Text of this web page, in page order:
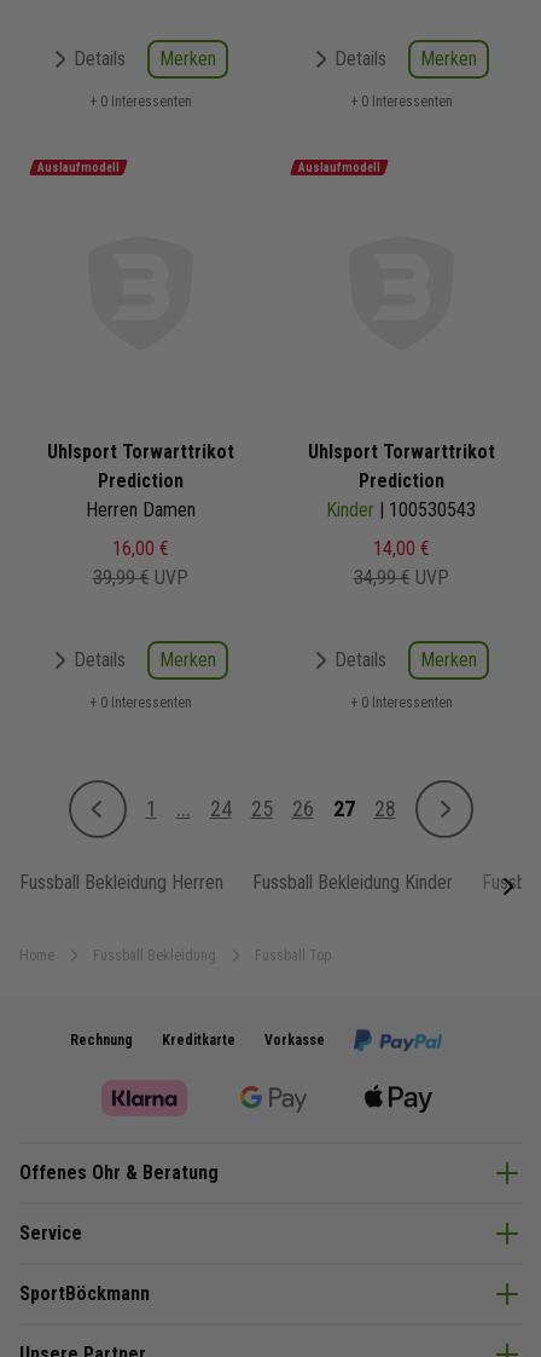
Home Fussball Bekleidung Fussball Top
Details Merken
+ 0 Interessenten
Details Merken
+ 0 Interessenten
Auslaufmodell
Uhlsport Torwarttrikot
Prediction
Herren Damen
16,00 €
39,99 € UVP
Details Merken
+ 0 Interessenten
Auslaufmodell
Uhlsport Torwarttrikot
Prediction
Kinder | 100530543
14,00 €
34,99 € UVP
Details Merken
+ 0 Interessenten
Seite
ZurückSeite
1 ...
Seite
24
Seite
25
Seite
26
Sie lesen gerade Seite
27
Seite
28
Weiter
Rechnung Kreditkarte Vorkasse
Offenes Ohr & Beratung
Service
SportBöckmann
Fussball Bekleidung Herren Fussball Bekleidung Kinder